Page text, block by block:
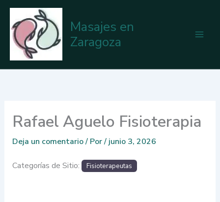
contenido
Masajes en
Zaragoza
Rafael Aguelo Fisioterapia
Deja un comentario/ Por/ junio 3, 2026
Categorías de Sitio: Fisioterapeutas